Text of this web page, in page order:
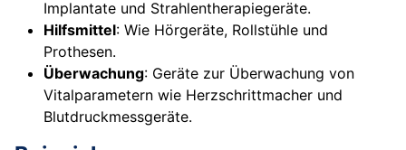
Implantate und Strahlentherapiegeräte.
Hilfsmittel: Wie Hörgeräte, Rollstühle und
Prothesen.
Überwachung: Geräte zur Überwachung von
Vitalparametern wie Herzschrittmacher und
Blutdruckmessgeräte.